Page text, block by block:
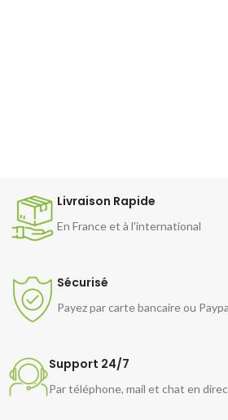
Livraison Rapide
En France et à l'international
Sécurisé
Payez par carte bancaire ou
Support 24/7
Par téléphone, mail et chat en